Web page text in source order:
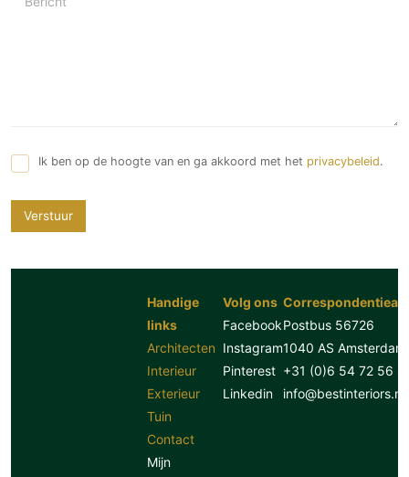
Ik ben op de hoogte van en ga akkoord met het privacybeleid.
Verstuur
Handige
links
Architecten
Interieur
Exterieur
Tuin
Contact
Mijn
Volg ons
Facebook
Instagram
Pinterest
Linkedin
Postbus 56726
1040 AS Amsterdam
+31 (0)6 54 72 56
info@bestinteriors.nl